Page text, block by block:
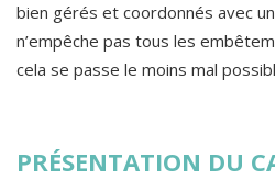
bien gérés et coordonnés avec
n’empêche pas tous les
cela se passe le moins mal
PRÉSENTATION DU